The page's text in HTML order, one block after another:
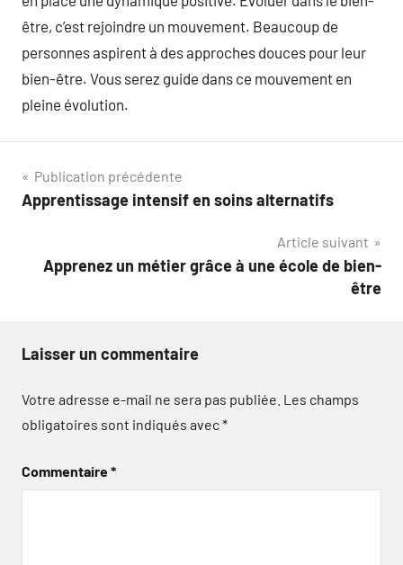
être, c’est rejoindre un mouvement. Beaucoup de
personnes aspirent à des approches douces pour leur
bien-être. Vous serez guide dans ce mouvement en
pleine évolution.
Navigation
de
Publication précédente
Apprentissage intensif en soins alternatifs
Article suivant
Apprenez un métier grâce à une école de bien-
être
Laisser un commentaire
Votre adresse e-mail ne sera pas publiée. Les champs
obligatoires sont indiqués avec*
Commentaire*